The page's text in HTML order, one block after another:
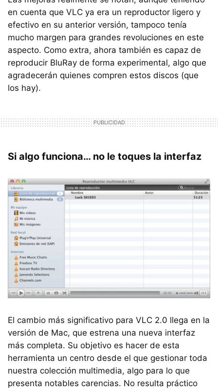
en cuenta que VLC ya era un reproductor ligero y
efectivo en su anterior versión, tampoco tenía
mucho margen para grandes revoluciones en este
aspecto. Como extra, ahora también es capaz de
reproducir BluRay de forma experimental, algo que
agradecerán quienes compren estos discos (que
los hay).
Si algo funciona… no le toques la interfaz
El cambio más significativo para VLC 2.0 llega en la
versión de Mac, que estrena una nueva interfaz
más completa. Su objetivo es hacer de esta
herramienta un centro desde el que gestionar toda
nuestra colección multimedia, algo para lo que
presenta notables carencias. No resulta práctico